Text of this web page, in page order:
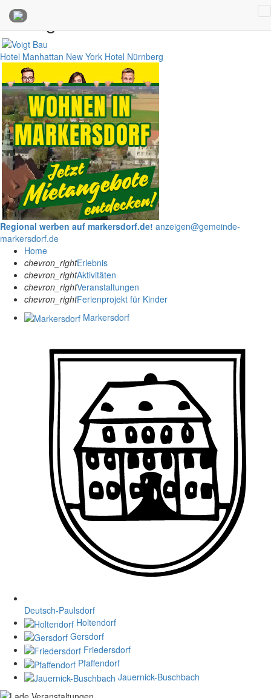
Anzeigen
Hotel Manhattan New York Hotel Nürnberg
Regional werben auf markersdorf.de! anzeigen@gemeinde-
markersdorf.de
Home
chevron_rightErlebnis
chevron_rightAktivitäten
chevron_rightVeranstaltungen
chevron_rightFerienprojekt für Kinder
Markersdorf
Deutsch-Paulsdorf
Holtendorf
Gersdorf
Friedersdorf
Pfaffendorf
Jauernick-Buschbach